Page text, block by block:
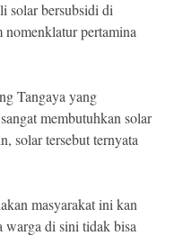
solar bersubsidi di
nomenklatur pertamina
Tangaya yang
membutuhkan solar
solar tersebut ternyata
masyarakat ini kan
warga di sini tidak bisa